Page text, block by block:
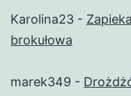
Karolina23 -
brokułowa
marek349 -